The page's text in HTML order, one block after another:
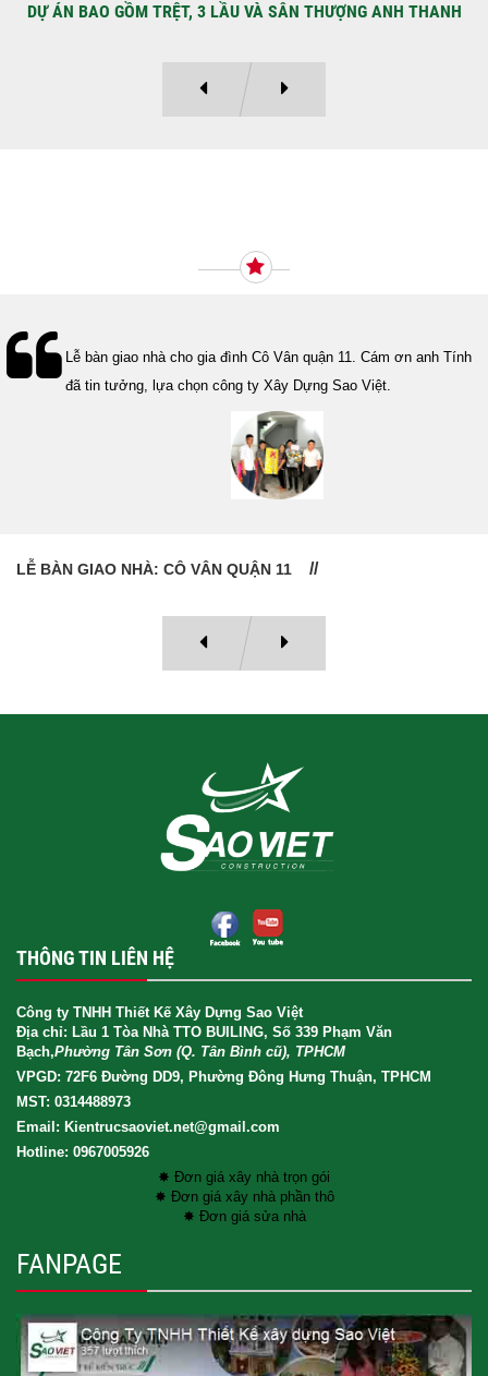
DỰ ÁN BAO GỒM TRỆT, 3 LẦU VÀ SÂN THƯỢNG ANH THANH
Lễ bàn giao nhà cho gia đình Cô Vân quận 11. Cám ơn anh Tính
đã tin tưởng, lựa chọn công ty Xây Dựng Sao Việt.
LỄ BÀN GIAO NHÀ: CÔ VÂN QUẬN 11
THÔNG TIN LIÊN HỆ
Công ty TNHH Thiết Kế Xây Dựng Sao Việt
Địa chỉ: Lầu 1 Tòa Nhà TTO BUILING, Số 339 Phạm Văn
Bạch,Phường Tân Sơn (Q. Tân Bình cũ), TPHCM
VPGD: 72F6 Đường DD9, Phường Đông Hưng Thuận, TPHCM
MST: 0314488973
Email: Kientrucsaoviet.net@gmail.com
Hotline: 0967005926
✸ Đơn giá xây nhà trọn gói
✸ Đơn giá xây nhà phần thô
✸ Đơn giá sửa nhà
FANPAGE